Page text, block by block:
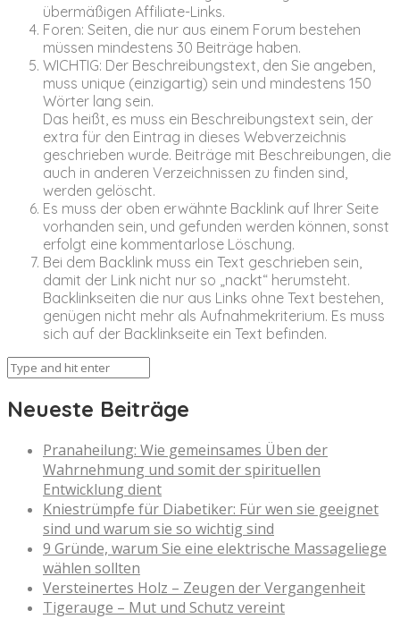
übermäßigen Affiliate-Links.
Foren: Seiten, die nur aus einem Forum bestehen
müssen mindestens 30 Beiträge haben.
WICHTIG: Der Beschreibungstext, den Sie angeben,
muss unique (einzigartig) sein und mindestens 150
Wörter lang sein.
Das heißt, es muss ein Beschreibungstext sein, der
extra für den Eintrag in dieses Webverzeichnis
geschrieben wurde. Beiträge mit Beschreibungen, die
auch in anderen Verzeichnissen zu finden sind,
werden gelöscht.
Es muss der oben erwähnte Backlink auf Ihrer Seite
vorhanden sein, und gefunden werden können, sonst
erfolgt eine kommentarlose Löschung.
Bei dem Backlink muss ein Text geschrieben sein,
damit der Link nicht nur so „nackt“ herumsteht.
Backlinkseiten die nur aus Links ohne Text bestehen,
genügen nicht mehr als Aufnahmekriterium. Es muss
sich auf der Backlinkseite ein Text befinden.
Neueste Beiträge
Pranaheilung: Wie gemeinsames Üben der
Wahrnehmung und somit der spirituellen
Entwicklung dient
Kniestrümpfe für Diabetiker: Für wen sie geeignet
sind und warum sie so wichtig sind
9 Gründe, warum Sie eine elektrische Massageliege
wählen sollten
Versteinertes Holz – Zeugen der Vergangenheit
Tigerauge – Mut und Schutz vereint